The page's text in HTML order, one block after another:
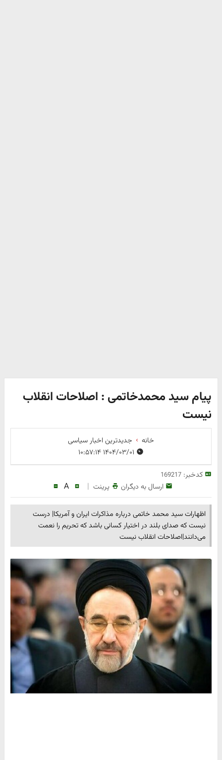
پیام سید محمدخاتمی : اصلاحات انقلاب‌
نیست
خانه
جدیدترین اخبار سیاسی
کدخبر:169217
ارسال به دیگران پرینت |
A
اظهارات سید محمد خاتمی درباره مذاکرات ایران و آمریکا| درست
نیست که صدای بلند در اختیار کسانی‌ باشد که تحریم را نعمت
می‌دانند|اصلاحات انقلاب‌ نیست